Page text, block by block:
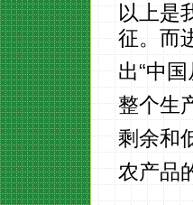
以上是
征。而
出“中
整个生
剩余和
农产品